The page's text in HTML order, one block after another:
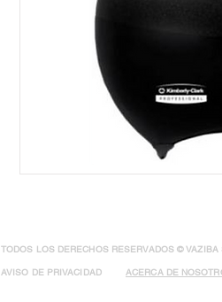
TODOS LOS DERECHOS RESERVADOS ©
AVISO DE PRIVACIDAD
ACERCA DE